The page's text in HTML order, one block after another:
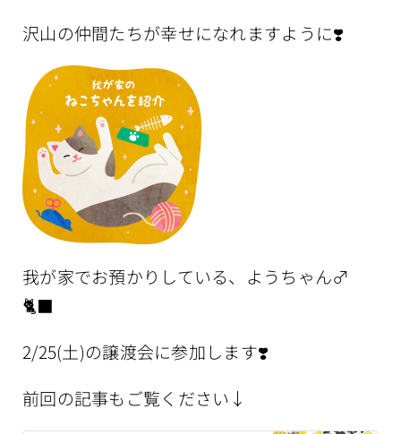
沢山の仲間たちが幸せになれますように❣️
我が家でお預かりしている、ようちゃん♂
🐈‍⬛
2/25(土)の譲渡会に参加します❣️
前回の記事もご覧ください↓